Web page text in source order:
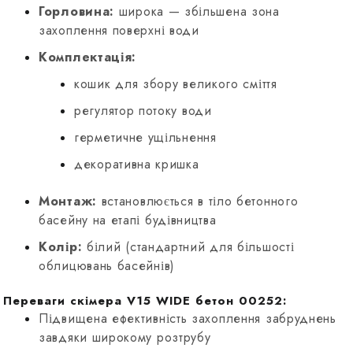
Горловина: широка — збільшена зона
захоплення поверхні води
Комплектація:
кошик для збору великого сміття
регулятор потоку води
герметичне ущільнення
декоративна кришка
Монтаж: встановлюється в тіло бетонного
басейну на етапі будівництва
Колір: білий (стандартний для більшості
облицювань басейнів)
Переваги скімера V15 WIDE бетон 00252:
Підвищена ефективність захоплення забруднень
завдяки широкому розтрубу